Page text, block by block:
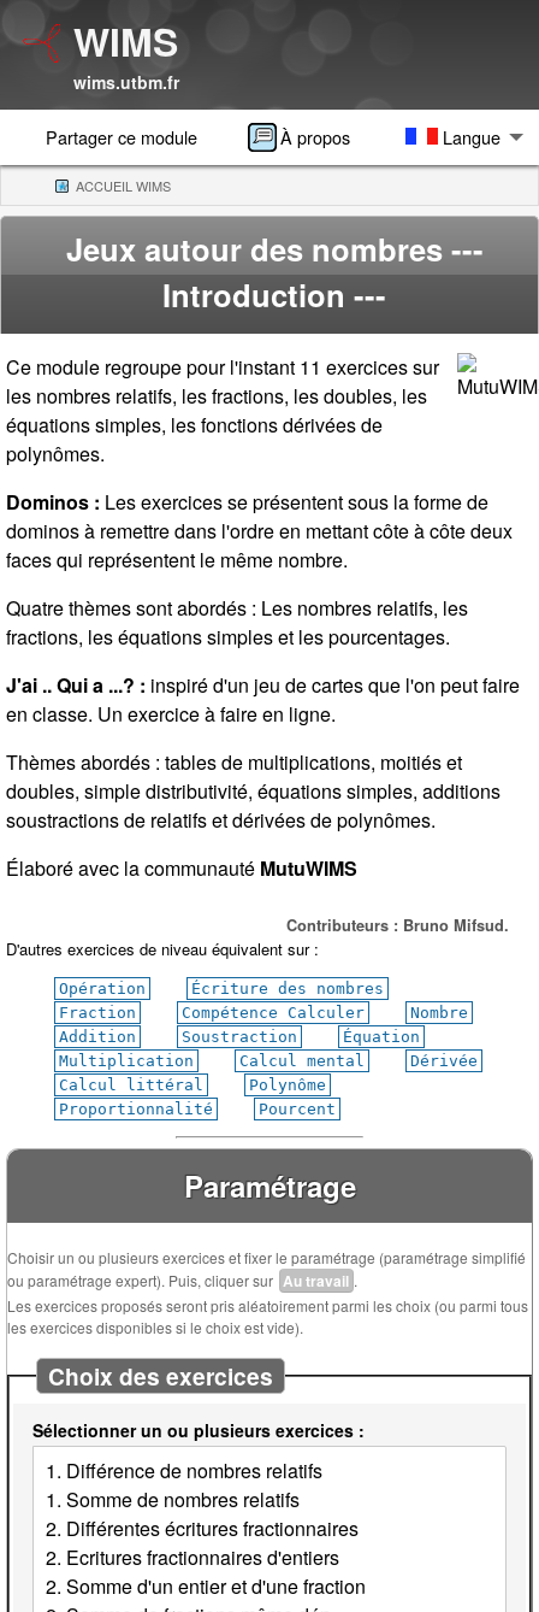
WIMS
wims.utbm.fr
Partager ce module À propos Langue
ACCUEIL WIMS(CURRENT)
Jeux autour des nombres ---
Introduction ---
Ce module regroupe pour l'instant 11 exercices sur
les nombres relatifs, les fractions, les doubles, les
équations simples, les fonctions dérivées de
polynômes.
Dominos : Les exercices se présentent sous la forme de
dominos à remettre dans l'ordre en mettant côte à côte deux
faces qui représentent le même nombre.
Quatre thèmes sont abordés : Les nombres relatifs, les
fractions, les équations simples et les pourcentages.
J'ai .. Qui a ...? : inspiré d'un jeu de cartes que l'on peut faire
en classe. Un exercice à faire en ligne.
Thèmes abordés : tables de multiplications, moitiés et
doubles, simple distributivité, équations simples, additions
soustractions de relatifs et dérivées de polynômes.
Élaboré avec la communauté MutuWIMS
Contributeurs : Bruno Mifsud.
D'autres exercices de niveau équivalent sur :
Opération
Écriture des nombres
Fraction
Compétence Calculer
Nombre
Addition
Soustraction
Équation
Multiplication
Calcul mental
Dérivée
Calcul littéral
Polynôme
Proportionnalité
Pourcent
Paramétrage
Choisir un ou plusieurs exercices et fixer le paramétrage (paramétrage simplifié
ou paramétrage expert). Puis, cliquer sur Au travail .
Les exercices proposés seront pris aléatoirement parmi les choix (ou parmi tous
les exercices disponibles si le choix est vide).
Choix des exercices
Sélectionner un ou plusieurs exercices :